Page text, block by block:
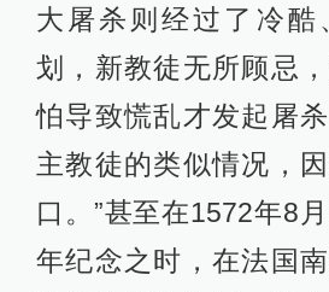
大屠杀则经过了冷酷
划，新教徒无所顾忌
怕导致慌乱才发起屠
主教徒的类似情况，
口。”甚至在1572年8
年纪念之时，在法国